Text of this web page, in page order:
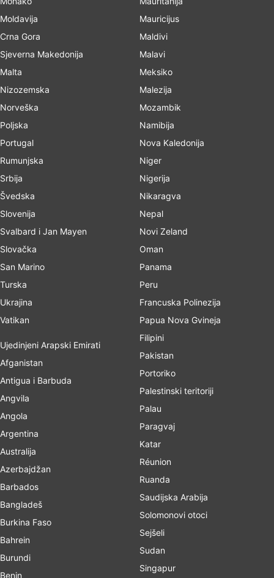
Moldavija
Crna Gora
Sjeverna Makedonija
Malta
Nizozemska
Norveška
Poljska
Portugal
Rumunjska
Srbija
Švedska
Slovenija
Svalbard i Jan Mayen
Slovačka
San Marino
Turska
Ukrajina
Vatikan
Ujedinjeni Arapski Emirati
Afganistan
Antigua i Barbuda
Angvila
Angola
Argentina
Australija
Azerbajdžan
Barbados
Bangladeš
Burkina Faso
Bahrein
Burundi
Benin
Mauricijus
Maldivi
Malavi
Meksiko
Malezija
Mozambik
Namibija
Nova Kaledonija
Niger
Nigerija
Nikaragva
Nepal
Novi Zeland
Oman
Panama
Peru
Francuska Polinezija
Papua Nova Gvineja
Filipini
Pakistan
Portoriko
Palestinski teritoriji
Palau
Paragvaj
Katar
Réunion
Ruanda
Saudijska Arabija
Solomonovi otoci
Sejšeli
Sudan
Singapur